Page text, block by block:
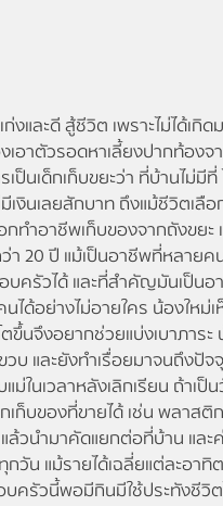
และดี สู้ชีวิต เพราะไม่ได้เกิด
อาตัวรอดหาเลี้ยงปากท้องจ
ป็นเด็กเก็บขยะว่า ที่บ้านไม่มีที่
นเลยสักบาท ถึงแม้ชีวิตเลือก
ทำอาชีพเก็บของจากถังขยะ
า 20 ปี แม้เป็นอาชีพที่หลายค
บครัวได้ และที่สำคัญมันเป็น
ได้อย่างไม่อายใคร น้องใหม่
นจึงอยากช่วยแบ่งเบาภาระ
บ และยังทำเรื่อยมาจนถึงปัจ
ในเวลาหลังเลิกเรียน ถ้าเป็
เก็บของที่ขายได้ เช่น พลาสติ
ล้วนำมาคัดแยกต่อที่บ้าน และ
วัน แม้รายได้เฉลี่ยแต่ละอาทิ
ครัวนี้พอมีกินมีใช้ประทังชีวิต